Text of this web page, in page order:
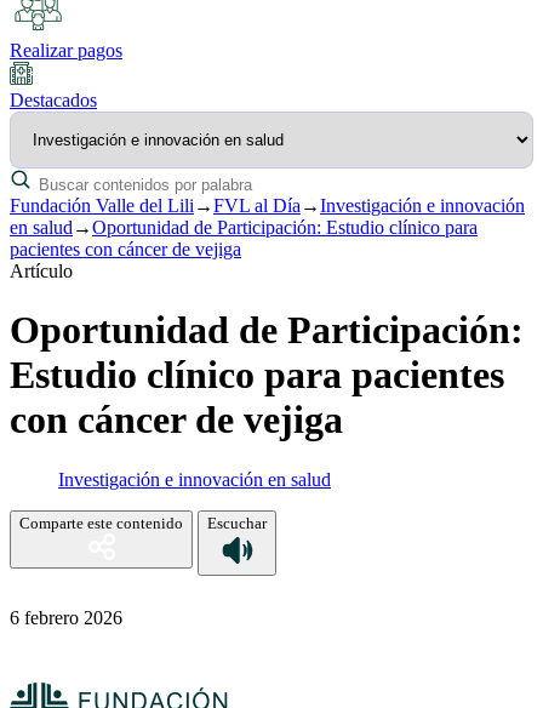
Realizar pagos
Destacados
Fundación Valle del Lili →FVL al Día →Investigación e innovación
en salud →Oportunidad de Participación: Estudio clínico para
pacientes con cáncer de vejiga
Artículo
Oportunidad de Participación:
Estudio clínico para pacientes
con cáncer de vejiga
Investigación e innovación en salud
Comparte este contenido Escuchar
6 febrero 2026